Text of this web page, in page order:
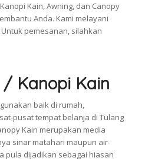
Kain, Awning, dan Canopy
Anda. Kami melayani
pemesanan, silahkan
Kanopi Kain
baik di rumah,
pusat tempat belanja di Tulang
Kain merupakan media
sinar matahari maupun air
pula dijadikan sebagai hiasan